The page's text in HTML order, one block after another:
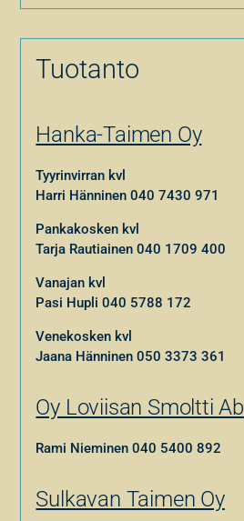
Tuotanto
Hanka-Taimen Oy
Tyyrinvirran kvl
Harri Hänninen040 7430 971
Pankakosken kvl
Tarja Rautiainen040 1709 400
Vanajan kvl
Pasi Hupli040 5788 172
Venekosken kvl
Jaana Hänninen050 3373 361
Oy Loviisan Smoltti Ab
Rami Nieminen040 5400 892
Sulkavan Taimen Oy